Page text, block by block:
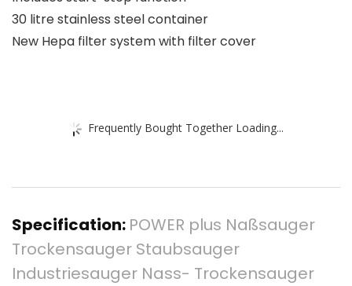
30 litre stainless steel container
New Hepa filter system with filter cover
Frequently Bought Together Loading...
Specification: POWER plus Naßsauger
Trockensauger Staubsauger
Industriesauger Nass- Trockensauger